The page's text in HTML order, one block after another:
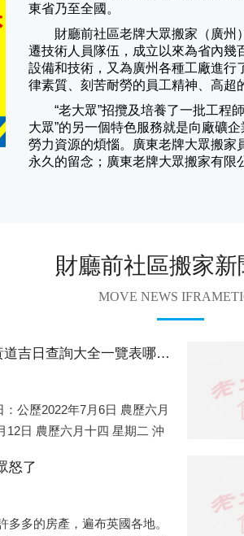
東省乃至全國。
財廳前社區老牌大眾搬家（ 廣州
遷技術人員隊伍，成立以來為省內幾
設備和技術，又為廣州各種工廠進
律素質、刻苦耐勞的員工精神、高超
“老大眾”招攬及培養了一批工程師
大眾”的另一個特色服務就是向廠礦
勞力資源的煩惱。廣東老牌大眾搬家
永久的留念；廣東老牌大眾搬家有限
財廳前社區搬家新
MOVE NEWS
財廳前社區2022年7月份搬家的黃道吉日查詢大全一覽表哪天適合搬家好日子
公歷2022年7月6日 農歷六月
12日 農歷六月十四 星期二 沖
怒了
多的房產，遍布英國各地。